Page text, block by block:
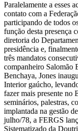
Paralelamente a esses
contato com a
participando de todos
função desta presença
diretoria do
presidência e,
três mandatos
companheiro Salomão
Benchaya, Jones
Interior gaúcho,
fazer mais presente no
seminários, palestras,
implantada na gestão
julho/78, a FERGS
Sistematizado da